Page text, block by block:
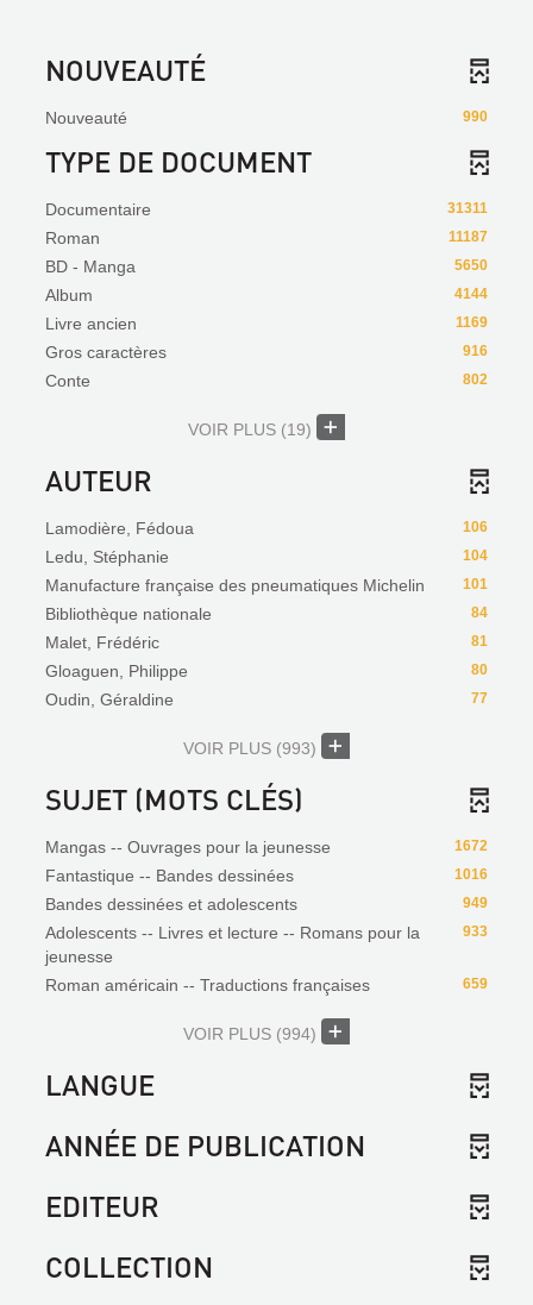
NOUVEAUTÉ
990
Nouveauté
TYPE DE DOCUMENT
31311
Documentaire
11187
Roman
5650
BD - Manga
4144
Album
1169
Livre ancien
916
Gros caractères
802
Conte
VOIR PLUS (19)
AUTEUR
106
Lamodière, Fédoua
104
Ledu, Stéphanie
101
Manufacture française des pneumatiques Michelin
84
Bibliothèque nationale
81
Malet, Frédéric
80
Gloaguen, Philippe
77
Oudin, Géraldine
VOIR PLUS (993)
SUJET (MOTS CLÉS)
1672
Mangas -- Ouvrages pour la jeunesse
1016
Fantastique -- Bandes dessinées
949
Bandes dessinées et adolescents
933
Adolescents -- Livres et lecture -- Romans pour la
jeunesse
659
Roman américain -- Traductions françaises
VOIR PLUS (994)
LANGUE
ANNÉE DE PUBLICATION
EDITEUR
COLLECTION